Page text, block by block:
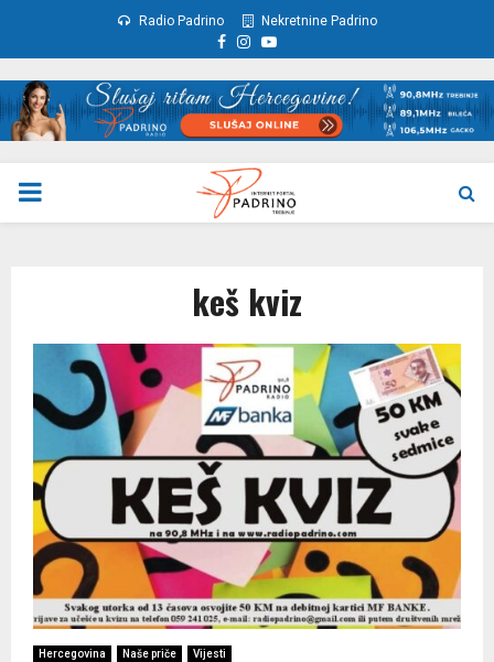
Radio Padrino Nekretnine Padrino
Facebook
Instagram
Youtube
PRIMARY
keš kviz
Hercegovina Naše priče Vijesti